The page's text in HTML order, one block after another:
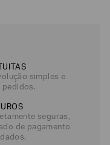
simples e
seguras,
de pagamento